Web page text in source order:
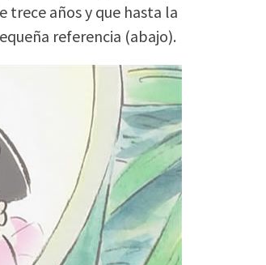
trece años y que hasta la
referencia (abajo).